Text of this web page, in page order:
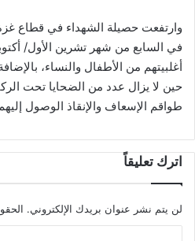
وارتفعت حصيلة الشهداء في قطاع غزة
حين لا يزال عدد من الضحايا تحت
طواقم الإسعاف والإنقاذ الوصول
اترك تعليقاً
لن يتم نشر عنوان بريدك الإلكتروني.